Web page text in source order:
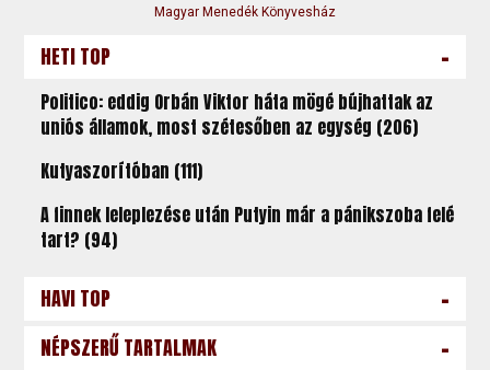
Magyar Menedék Könyvesház
HETI TOP -
Politico: eddig Orbán Viktor háta mögé bújhattak az
uniós államok, most szétesőben az egység (206)
Kutyaszorítóban (111)
A finnek leleplezése után Putyin már a pánikszoba felé
tart? (94)
HAVI TOP -
NÉPSZERŰ TARTALMAK -